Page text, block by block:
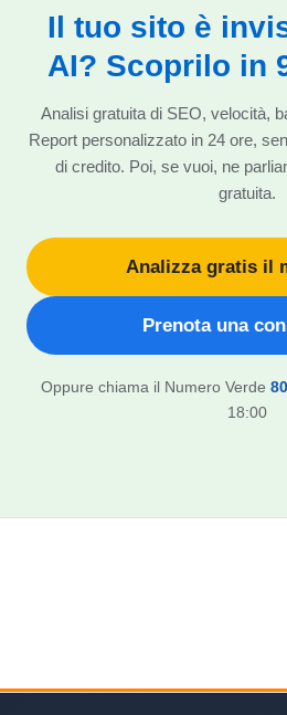
Il tuo sito è
AI? Scoprilo in
Analisi gratuita di SEO, velocità,
Report personalizzato in 24 ore,
di credito. Poi, se vuoi, ne
gratuita.
Analizza gratis il
Prenota una
Oppure chiama il Numero Verde
18:00